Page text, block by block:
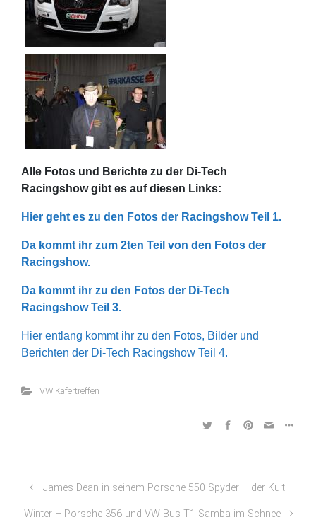
Alle Fotos und Berichte zu der Di-Tech
Racingshow gibt es auf diesen Links:
Hier geht es zu den Fotos der Racingshow Teil 1.
Da kommt ihr zum 2ten Teil von den Fotos der
Racingshow.
Da kommt ihr zu den Fotos der Di-Tech
Racingshow Teil 3.
Hier entlang kommt ihr zu den Fotos, Bilder und
Berichten der Di-Tech Racingshow Teil 4.
VW Käfertreffen
James Dean in seinem Porsche 550 Spyder – der Kult
Winter – Porsche 356 und VW Bus T1 Samba im Schnee